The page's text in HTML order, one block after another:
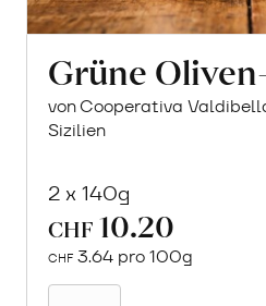
Grüne
von Cooperativa
Sizilien
2 x 140g
CHF 10.20
CHF 3.64 pro 100g